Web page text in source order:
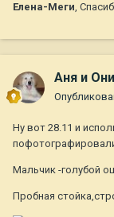
Елена-Меги,
Аня и
Ну вот 28.11 и
Мальчик -голубой
Пробная